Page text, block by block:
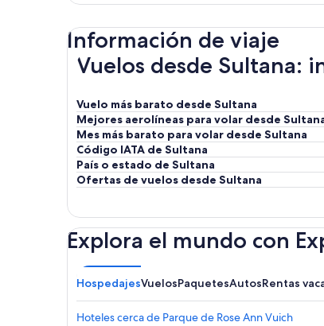
Información de viaje
Vuelos desde Sultana:
Vuelo más barato desde Sultana
Mejores aerolíneas para volar desde
Mes más barato para volar desde Sultana
Código IATA de Sultana
País o estado de Sultana
Ofertas de vuelos desde Sultana
Explora el mundo con
HospedajesVuelosPaquetesAutosRentas
Hoteles cerca de Parque de Rose Ann Vuich